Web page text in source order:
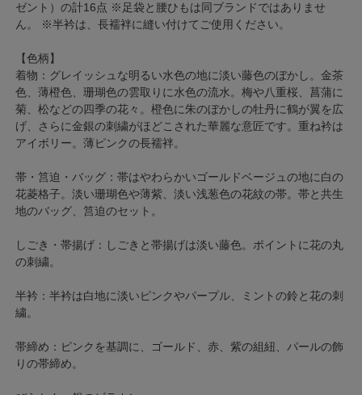
ゼント）の計16点 ※足袋と腰ひもは同ブランドではありませ
ん。 ※半衿は、長襦袢に縫い付けてご使用ください。
【色柄】
着物：グレイッシュな明るい水色の地に淡い藤色のぼかし。金茶
色、薄橙色、珊瑚色の雲取りに水色の流水。梅や八重桜、菖蒲に
菊、松などの四季の花々。橙色に朱のぼかしの牡丹に鶴が翼を広
げ、さらに金銀の刺繍がほどこされた華麗な意匠です。重ね衿は
アイボリー。薄ピンクの長襦袢。
帯・筥迫・バッグ：帯はやわらかいゴールドベージュの地に白の
花菱格子。淡い珊瑚色や薄紫、淡い浅葱色の花紋の帯。帯と共生
地のバッグ、筥迫のセット。
しごき・帯揚げ：しごきと帯揚げは淡い藤色。ポイントに花の丸
の刺繍。
半衿：半衿は白地に淡いピンクやパープル、ミントの鈴と花の刺
繍。
帯締め：ピンクを基調に、ゴールド、赤、紫の組紐、パールの飾
りの帯締め。